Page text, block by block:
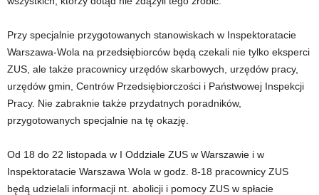
Przy specjalnie przygotowanych stanowiskach w Inspektoratacie
Warszawa-Wola na przedsiębiorców będą czekali nie tylko eksperci
ZUS, ale także pracownicy urzędów skarbowych, urzędów pracy,
urzędów gmin, Centrów Przedsiębiorczości i Państwowej Inspekcji
Pracy. Nie zabraknie także przydatnych poradników,
przygotowanych specjalnie na tę okazję.
Od 18 do 22 listopada w I Oddziale ZUS w Warszawie i w
Inspektoratacie Warszawa Wola w godz. 8-18 pracownicy ZUS
będą udzielali informacji nt. abolicji i pomocy ZUS w spłacie